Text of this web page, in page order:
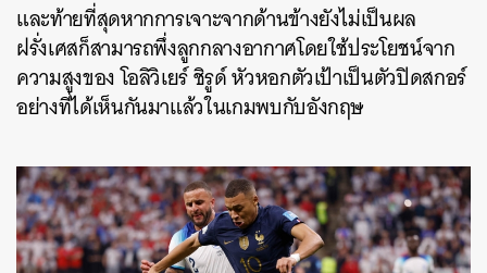
และท้ายที่สุดหากการเจาะจากด้านข้างยังไม่เป็นผล
ฝรั่งเศสก็สามารถพึ่งลูกกลางอากาศโดยใช้ประโยชน์จาก
ความสูงของ โอลิวิเยร์ ชิรูด์ หัวหอกตัวเป้าเป็นตัวปิดสกอร์
อย่างที่ได้เห็นกันมาแล้วในเกมพบกับอังกฤษ